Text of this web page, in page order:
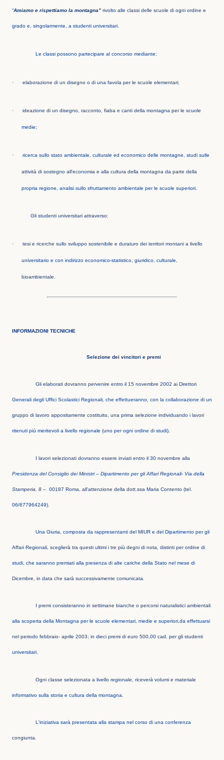
“Amiamo e rispettiamo la montagna” rivolto alle classi delle scuole di ogni ordine e
grado e, singolarmente, a studenti universitari.
Le classi possono partecipare al concorso mediante:
· elaborazione di un disegno o di una favola per le scuole elementari;
· ideazione di un disegno, racconto, fiaba e canti della montagna per le scuole
medie;
· ricerca sullo stato ambientale, culturale ed economico delle montagne, studi sulle
attività di sostegno all'economia e alla cultura della montagna da parte della
propria regione, analisi sullo sfruttamento ambientale per le scuole superiori.
Gli studenti universitari attraverso:
· tesi e ricerche sullo sviluppo sostenibile e duraturo dei territori montani a livello
universitario e con indirizzo economico-statistico, giuridico, culturale,
bioambientale.
INFORMAZIONI TECNICHE
Selezione dei vincitori e premi
Gli elaborati dovranno pervenire entro il 15 novembre 2002 ai Direttori
Generali degli Uffici Scolastici Regionali, che effettueranno, con la collaborazione di un
gruppo di lavoro appositamente costituito, una prima selezione individuando i lavori
ritenuti più meritevoli a livello regionale (uno per ogni ordine di studi).
I lavori selezionati dovranno essere inviati entro il 30 novembre alla
Presidenza del Consiglio dei Ministri – Dipartimento per gli Affari Regionali- Via della
Stamperia, 8 – 00187 Roma, all'attenzione della dott.ssa Maria Contento (tel.
06/677964249).
Una Giuria, composta da rappresentanti del MIUR e del Dipartimento per gli
Affari Regionali, sceglierà tra questi ultimi i tre più degni di nota, distinti per ordine di
studi, che saranno premiati alla presenza di alte cariche della Stato nel mese di
Dicembre, in data che sarà successivamente comunicata.
I premi consisteranno in settimane bianche o percorsi naturalistici ambientali
alla scoperta della Montagna per le scuole elementari, medie e superiori,da effettuarsi
nel periodo febbraio- aprile 2003; in dieci premi di euro 500,00 cad. per gli studenti
universitari.
Ogni classe selezionata a livello regionale, riceverà volumi e materiale
informativo sulla storia e cultura della montagna.
L'iniziativa sarà presentata alla stampa nel corso di una conferenza
congiunta.